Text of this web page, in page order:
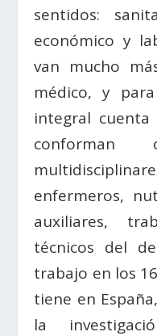
sentidos:
económico y
van mucho
médico, y
integral cuenta
conforman
enfermeros,
auxiliares,
técnicos del
trabajo en los
tiene en
la